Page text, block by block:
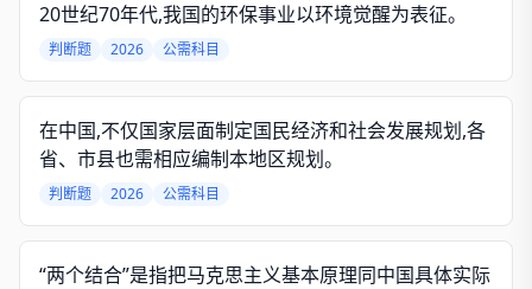
20世纪70年代,我国的环保事业以环境觉醒为表征。
判断题 2026 公需科目
在中国,不仅国家层面制定国民经济和社会发展规划,各
省、市县也需相应编制本地区规划。
判断题 2026 公需科目
“两个结合”是指把马克思主义基本原理同中国具体实际